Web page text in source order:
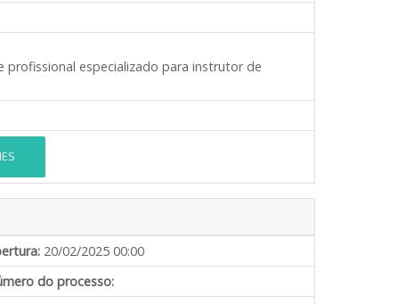
especializado para instrutor de
20/02/2025 00:00
do processo: